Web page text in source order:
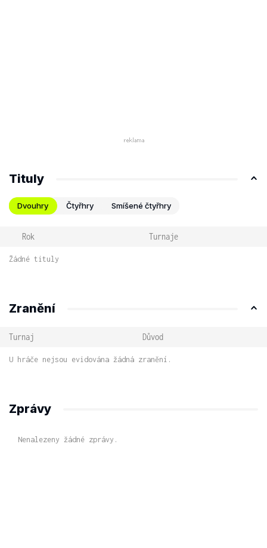
Tituly
Dvouhry Čtyřhry Smíšené čtyřhry
Rok Turnaje
Žádné tituly
Zranění
Turnaj Důvod
U hráče nejsou evidována žádná zranění.
Zprávy
Nenalezeny žádné zprávy.